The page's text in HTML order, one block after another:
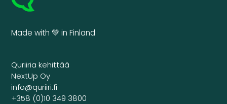
Made with 💚 in Finland
Quriiria kehittää
NextUp Oy
info@quriiri.fi
+358 (0)10 349 3800